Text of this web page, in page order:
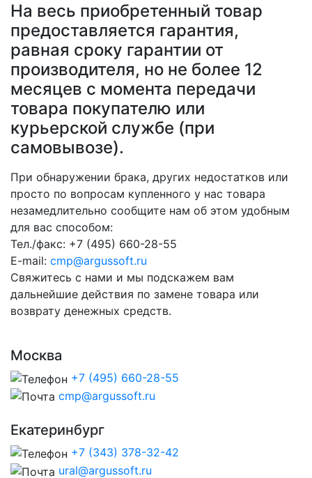
На весь приобретенный товар
предоставляется гарантия,
равная сроку гарантии от
производителя, но не более 12
месяцев с момента передачи
товара покупателю или
курьерской службе (при
самовывозе).
При обнаружении брака, других недостатков или
просто по вопросам купленного у нас товара
незамедлительно сообщите нам об этом удобным
для вас способом:
Тел./факс: +7 (495) 660-28-55
E-mail: cmp@argussoft.ru
Свяжитесь с нами и мы подскажем вам
дальнейшие действия по замене товара или
возврату денежных средств.
Москва
+7 (495) 660-28-55
cmp@argussoft.ru
Екатеринбург
+7 (343) 378-32-42
ural@argussoft.ru